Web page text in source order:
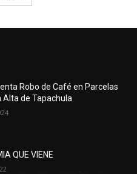
Robo de Café en Parcelas
Alta de Tapachula
QUE VIENE